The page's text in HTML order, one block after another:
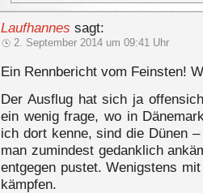
Laufhannes sagt:
2. September 2014 um 09:41 Uhr
Ein Rennbericht vom Feinsten!
Der Ausflug hat sich ja
ein wenig frage, wo in
ich dort kenne, sind die Dünen
man zumindest gedanklich
entgegen pustet. Wenigstens
kämpfen.